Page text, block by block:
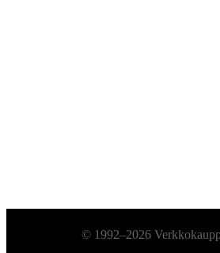
Alatunniste© 1992–2026